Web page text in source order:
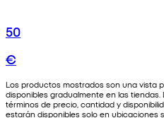
50
€
Los productos mostrados son una vista
disponibles gradualmente en las
términos de precio, cantidad y
estarán disponibles solo en ubicaciones